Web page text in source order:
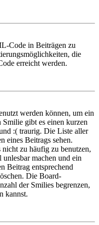
Code in Beiträgen zu
die
erreicht werden.
werden können, um ein
gibt es einen kurzen
:( traurig. Die Liste aller
eines Beitrags sehen.
zu häufig zu benutzen,
machen und ein
Beitrag entsprechend
Die Board-
der Smilies begrenzen,
kannst.